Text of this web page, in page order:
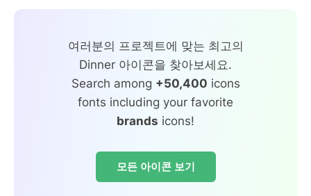
여러분의 프로젝트에 맞는 최고의
Dinner 아이콘을 찾아보세요.
Search among +50,400 icons
fonts including your favorite
brands icons!
모든 아이콘 보기